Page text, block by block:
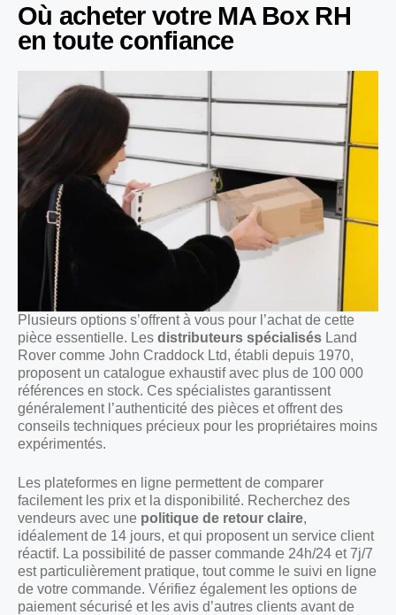
Où acheter votre MA Box RH
en toute confiance
Plusieurs options s’offrent à vous pour l’achat de cette
pièce essentielle. Les distributeurs spécialisés Land
Rover comme John Craddock Ltd, établi depuis 1970,
proposent un catalogue exhaustif avec plus de 100 000
références en stock. Ces spécialistes garantissent
généralement l’authenticité des pièces et offrent des
conseils techniques précieux pour les propriétaires moins
expérimentés.
Les plateformes en ligne permettent de comparer
facilement les prix et la disponibilité. Recherchez des
vendeurs avec une politique de retour claire,
idéalement de 14 jours, et qui proposent un service client
réactif. La possibilité de passer commande 24h/24 et 7j/7
est particulièrement pratique, tout comme le suivi en ligne
de votre commande. Vérifiez également les options de
paiement sécurisé et les avis d’autres clients avant de